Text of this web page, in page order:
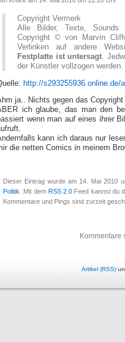
Copyright Vermerk
Alle Bilder, Texte, Sounds
Copyright © von Marvin
Verlinken auf andere
Festplatte ist untersagt.
der Künstler vollzogen werden.
http://s293255936.online.de/
ja.. Nichts gegen das
ich glaube, das man den
wenn man auf eines ihrer
kann ich daraus nur
die netten Comics in meinem
Dieser Eintrag wurde am 14. Mai 2010
Politik . Mit dem RSS 2.0 Feed kannst du
Kommentare und Pings sind zurzeit
Kommentare
Artikel (RSS)